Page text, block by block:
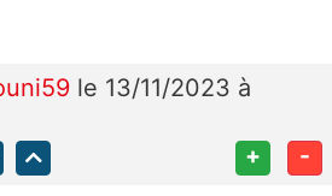
le 13/11/2023 à
+ -